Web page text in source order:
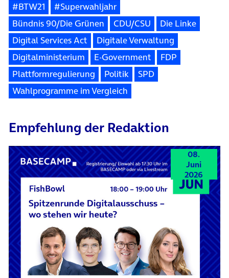
#BTW21
#Superwahljahr
Bündnis 90/Die Grünen
CDU/CSU
Die Linke
Digital Services Act
Digitale Verwaltung
Digitalministerium
E-Government
FDP
Plattformregulierung
Politik
SPD
Wahlprogramme im Vergleich
Empfehlung der Redaktion
08.
Juni
2026